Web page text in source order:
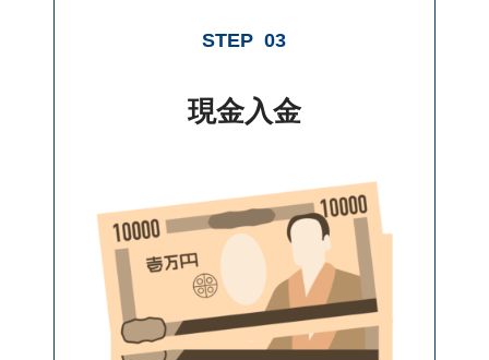
STEP 03
現金入金